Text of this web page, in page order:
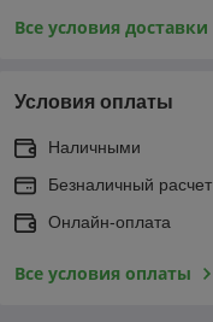
Все условия доставки
Условия оплаты
Наличными
Безналичный расчет
Онлайн-оплата
Все условия оплаты